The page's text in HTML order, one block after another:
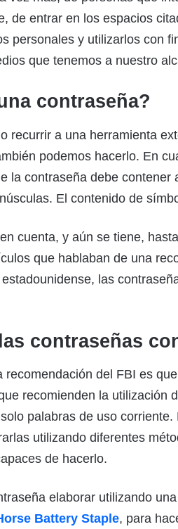
de entrar en los espacios
personales y utilizarlos con
que tenemos a nuestro
contraseña?
recurrir a una herramienta
podemos hacerlo. En
la contraseña debe
El contenido de
cuenta, y aún se tiene,
que hablaban de una
las
contraseñas
recomendación del FBI es
recomienden la utilización
palabras de uso corriente.
utilizando diferentes
de hacerlo.
elaborar utilizando
Battery Staple, para